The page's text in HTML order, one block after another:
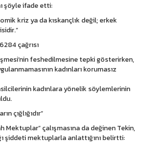
şöyle ifade etti:
kriz ya da kıskançlık değil; erkek
çağrısı
feshedilmesine tepki gösterirken,
kadınları korumasız
kadınlara yönelik söylemlerinin
çığlığıdır”
Mektuplar” çalışmasına da değinen Tekin,
şiddeti mektuplarla anlattığını belirtti: